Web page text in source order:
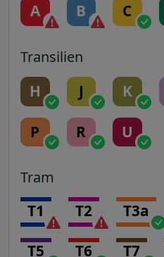
A B C
Transilien
H J K
P R U
Tram
T1 T2 T3a
T5 T6 T7